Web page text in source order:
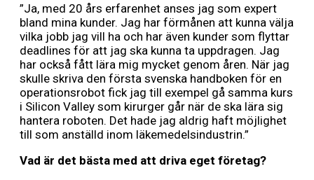
”Ja, med 20 års erfarenhet anses jag som expert
bland mina kunder. Jag har förmånen att kunna välja
vilka jobb jag vill ha och har även kunder som flyttar
deadlines för att jag ska kunna ta uppdragen. Jag
har också fått lära mig mycket genom åren. När jag
skulle skriva den första svenska handboken för en
operationsrobot fick jag till exempel gå samma kurs
i Silicon Valley som kirurger går när de ska lära sig
hantera roboten. Det hade jag aldrig haft möjlighet
till som anställd inom läkemedelsindustrin.”
Vad är det bästa med att driva eget företag?